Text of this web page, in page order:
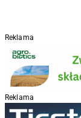
Reklama
Reklama